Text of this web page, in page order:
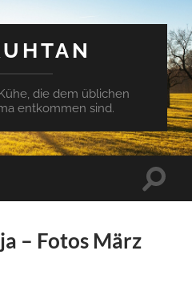
die dem üblichen
entkommen sind.
– Fotos März